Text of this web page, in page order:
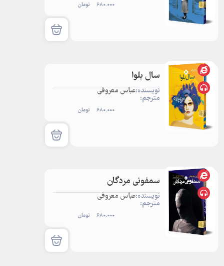
680.000 تومان
سال بلوا
نویسنده:عباس معروفی
مترجم:
680.000 تومان
سمفونی مردگان
نویسنده:عباس معروفی
مترجم:
680.000 تومان